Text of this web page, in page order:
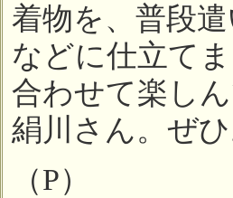
着物を、普段
などに仕立て
合わせて楽し
絹川さん。ぜ
（P）